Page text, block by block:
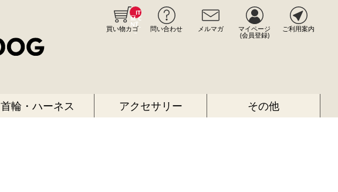
__IT
M_C
NT_
_
買い物カゴ 問い合わせ メルマガ マイページ
(会員登録)
ご利用案内
首輪・ハーネス アクセサリー その他